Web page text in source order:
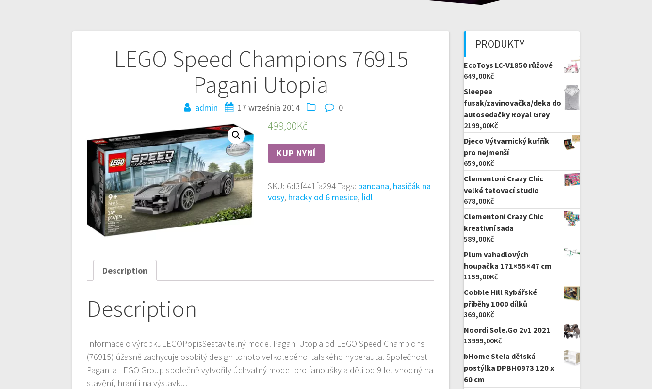
LEGO Speed Champions 76915
Pagani Utopia
admin 17 września 2014 0
499,00Kč
KUP NYNÍ
SKU: 6d3f441fa294Tags: bandana, hasičák na
vosy, hracky od 6 mesice, ĺidl
Description
Description
Informace o výrobkuLEGOPopisSestavitelný model Pagani Utopia od LEGO Speed Champions
(76915) úžasně zachycuje osobitý design tohoto velkolepého italského hyperauta. Společnosti
Pagani a LEGO Group společně vytvořily úchvatný model pro fanoušky a děti od 9 let vhodný na
stavění, hraní i na výstavku.
Nawigacja
PRODUKTY
EcoToys LC-V1850 růžové
649,00Kč
Sleepee
fusak/zavinovačka/deka do
autosedačky Royal Grey
2199,00Kč
Djeco Výtvarnický kufřík
pro nejmenší
659,00Kč
Clementoni Crazy Chic
velké tetovací studio
678,00Kč
Clementoni Crazy Chic
kreativní sada
589,00Kč
Plum vahadlových
houpačka 171×55×47 cm
1159,00Kč
Cobble Hill Rybářské
příběhy 1000 dílků
369,00Kč
Noordi Sole.Go 2v1 2021
13999,00Kč
bHome Stela dětská
postýlka DPBH0973 120 x
60 cm